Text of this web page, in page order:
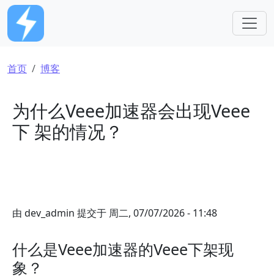
跳转到主要内容
面包屑
首页 博客
为什么Veee加速器会出现Veee
下 架的情况？
由 dev_admin 提交于 周二, 07/07/2026 - 11:48
什么是Veee加速器的Veee下架现
象？